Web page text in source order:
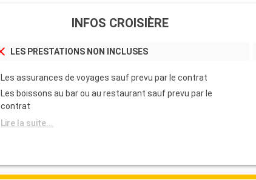
INFOS CROISIÈRE
LES PRESTATIONS NON INCLUSES
Les assurances de voyages sauf prevu par le contrat
Les boissons au bar ou au restaurant sauf prevu par le
contrat
Lire la suite...